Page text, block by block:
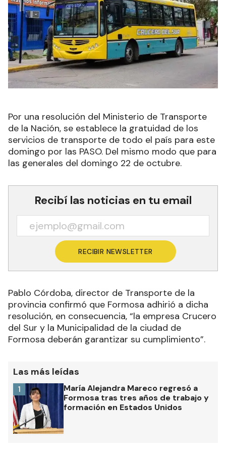
Por una resolución del Ministerio de Transporte
de la Nación, se establece la gratuidad de los
servicios de transporte de todo el país para este
domingo por las PASO. Del mismo modo que para
las generales del domingo 22 de octubre.
Recibí las noticias en tu email
RECIBIR NEWSLETTER
Pablo Córdoba, director de Transporte de la
provincia confirmó que Formosa adhirió a dicha
resolución, en consecuencia, “la empresa Crucero
del Sur y la Municipalidad de la ciudad de
Formosa deberán garantizar su cumplimiento”.
Las más leídas
María Alejandra Mareco regresó a
Formosa tras tres años de trabajo y
formación en Estados Unidos
1